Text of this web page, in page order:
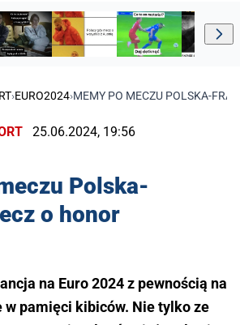
›EURO2024›MEMY PO MECZU POLSKA-
25.06.2024, 19:56
Polska-
o honor
na Euro 2024 z pewnością na
w pamięci kibiców. Nie tylko ze